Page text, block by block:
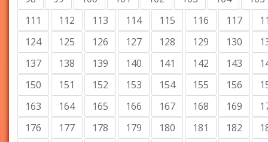
111
112 113 114 115 116 117
124
125 126 127 128 129 130
137
138 139 140 141 142 143
150
151 152 153 154 155 156
163
164 165 166 167 168 169
176
177 178 179 180 181 182